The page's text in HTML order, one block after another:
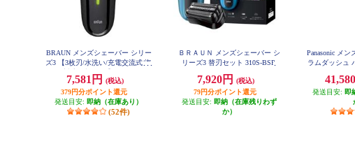
BRAUN メンズシェーバー シリー
ズ3 【3枚刃/水洗い/充電交流式/海
7,581円
(税込)
379円分ポイント還元
発送目安: 即納（在庫あり）
(52件)
ＢＲＡＵＮ メンズシェーバー シ
リーズ3 替刃セット 310S-BSP
7,920円
(税込)
79円分ポイント還元
発送目安: 即納（在庫残りわず
か）
Panasonic メ
ラムダッシュ
ルホワイ
発送目安: 即